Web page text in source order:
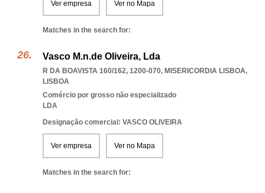
Ver empresa Ver no Mapa
Matches in the search for:
Vasco M.n.de Oliveira, Lda
R DA BOAVISTA 160/162, 1200-070, MISERICORDIA LISBOA,
LISBOA
Comércio por grosso não especializado
LDA
Designação comercial: VASCO OLIVEIRA
Ver empresa Ver no Mapa
Matches in the search for: